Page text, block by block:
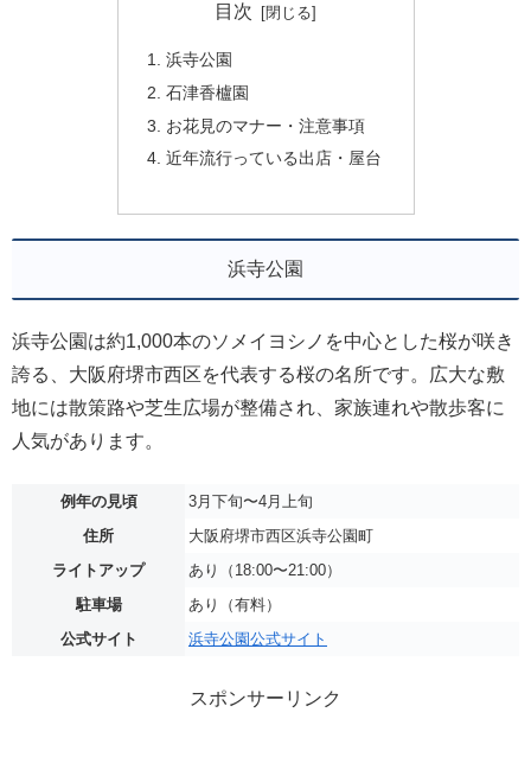
目次
浜寺公園
石津香櫨園
お花見のマナー・注意事項
近年流行っている出店・屋台
浜寺公園
浜寺公園は約1,000本のソメイヨシノを中心とした桜が咲き
誇る、大阪府堺市西区を代表する桜の名所です。広大な敷
地には散策路や芝生広場が整備され、家族連れや散歩客に
人気があります。
例年の見頃
3月下旬〜4月上旬
住所
大阪府堺市西区浜寺公園町
ライトアップ
あり（18:00〜21:00）
駐車場
あり（有料）
公式サイト
浜寺公園公式サイト
スポンサーリンク